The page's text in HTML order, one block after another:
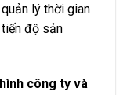
lý thời gian
độ sản
công ty và